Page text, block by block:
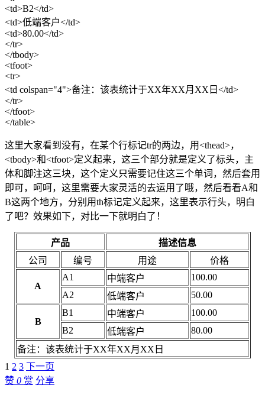
<td>B2</td>
<td>低端客户</td>
<td>80.00</td>
</tr>
</tbody>
<tfoot>
<tr>
<td colspan="4">备注：该表统计于XX年XX月XX日</td>
</tr>
</tfoot>
</table>
这里大家看到没有，在某个行标记tr的两边，用<thead>，
<tbody>和<tfoot>定义起来，这三个部分就是定义了标头，主
体和脚注这三块，这个定义只需要记住这三个单词，然后套用
即可，呵呵，这里需要大家灵活的去运用了哦，然后看看A和
B这两个地方，分别用th标记定义起来，这里表示行头，明白
了吧？效果如下，对比一下就明白了！
产品
描述信息
公司
编号 用途 价格
A
A1 中端客户
100.00
A2
低端客户 50.00
B
B1 中端客户
100.00
B2
低端客户
80.00
备注：该表统计于XX年XX月XX日
1 2 3 下一页
赞 0 赏 分享